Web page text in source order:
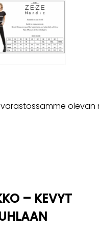
olevan
– KEVYT